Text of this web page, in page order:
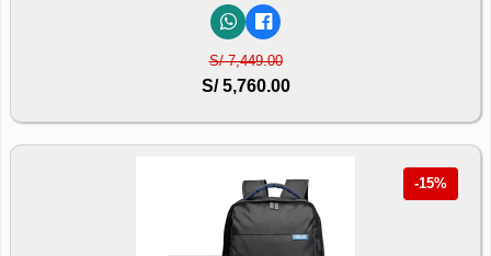
S/ 7,449.00
S/ 5,760.00
-15%